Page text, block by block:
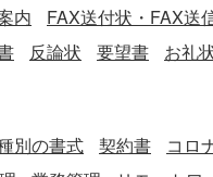
内 FAX送付状・FAX送
反論状 要望書 お礼
別の書式 契約書 コロ